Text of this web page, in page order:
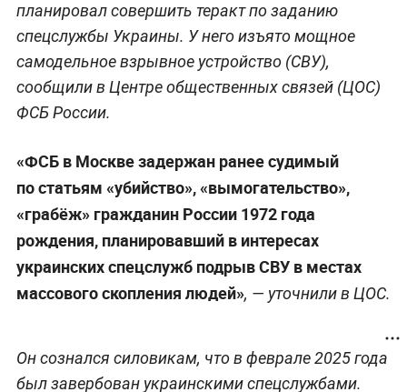
планировал совершить теракт по заданию
спецслужбы Украины. У него изъято мощное
самодельное взрывное устройство (СВУ),
сообщили в Центре общественных связей (ЦОС)
ФСБ России.
«ФСБ в Москве задержан ранее судимый
по статьям «убийство», «вымогательство»,
«грабёж» гражданин России 1972 года
рождения, планировавший в интересах
украинских спецслужб подрыв СВУ в местах
массового скопления людей», — уточнили в ЦОС.
Он сознался силовикам, что в феврале 2025 года
был завербован украинскими спецслужбами.